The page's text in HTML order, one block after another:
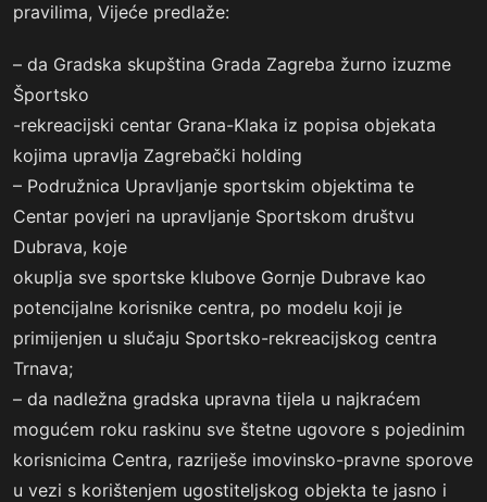
pravilima, Vijeće predlaže:
– da Gradska skupština Grada Zagreba žurno izuzme
Športsko
-rekreacijski centar Grana-Klaka iz popisa objekata
kojima upravlja Zagrebački holding
– Podružnica Upravljanje sportskim objektima te
Centar povjeri na upravljanje Sportskom društvu
Dubrava, koje
okuplja sve sportske klubove Gornje Dubrave kao
potencijalne korisnike centra, po modelu koji je
primijenjen u slučaju Sportsko-rekreacijskog centra
Trnava;
– da nadležna gradska upravna tijela u najkraćem
mogućem roku raskinu sve štetne ugovore s pojedinim
korisnicima Centra, razriješe imovinsko-pravne sporove
u vezi s korištenjem ugostiteljskog objekta te jasno i